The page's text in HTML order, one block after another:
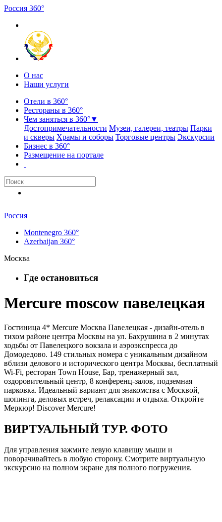
Россия 360°
О нас
Наши услуги
Отели в 360°
Рестораны в 360°
Чем заняться в 360°▼
Достопримечательности Музеи, галереи, театры Парки
и скверы Храмы и соборы Торговые центры Экскурсии
Бизнес в 360°
Размещение на портале
Россия
Montenegro 360°
Azerbaijan 360°
Москва
Где остановиться
Mercure moscow павелецкая
Гостиница 4* Mercure Москва Павелецкая - дизайн-отель в
тихом районе центра Москвы на ул. Бахрушина в 2 минутах
ходьбы от Павелецкого вокзала и аэроэкспресса до
Домодедово. 149 стильных номера с уникальным дизайном
вблизи делового и исторического центра Москвы, бесплатный
Wi-Fi, ресторан Town House, Бар, тренажерный зал,
оздоровительный центр, 8 конференц-залов, подземная
парковка. Идеальный вариант для знакомства с Москвой,
шопинга, деловых встреч, релаксации и отдыха. Откройте
Меркюр! Discover Mercure!
ВИРТУАЛЬНЫЙ ТУР. ФОТО
Для управления зажмите левую клавишу мыши и
поворачивайтесь в любую сторону. Смотрите виртуальную
экскурсию на полном экране для полного погружения.